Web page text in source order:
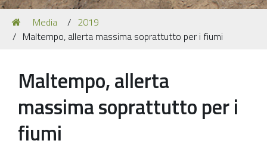
Navigation
Recent Papers
Media
Our Location
You
are
here:
Media
2019
Maltempo, allerta massima soprattutto per i fiumi
Maltempo, allerta
massima soprattutto per i
fiumi